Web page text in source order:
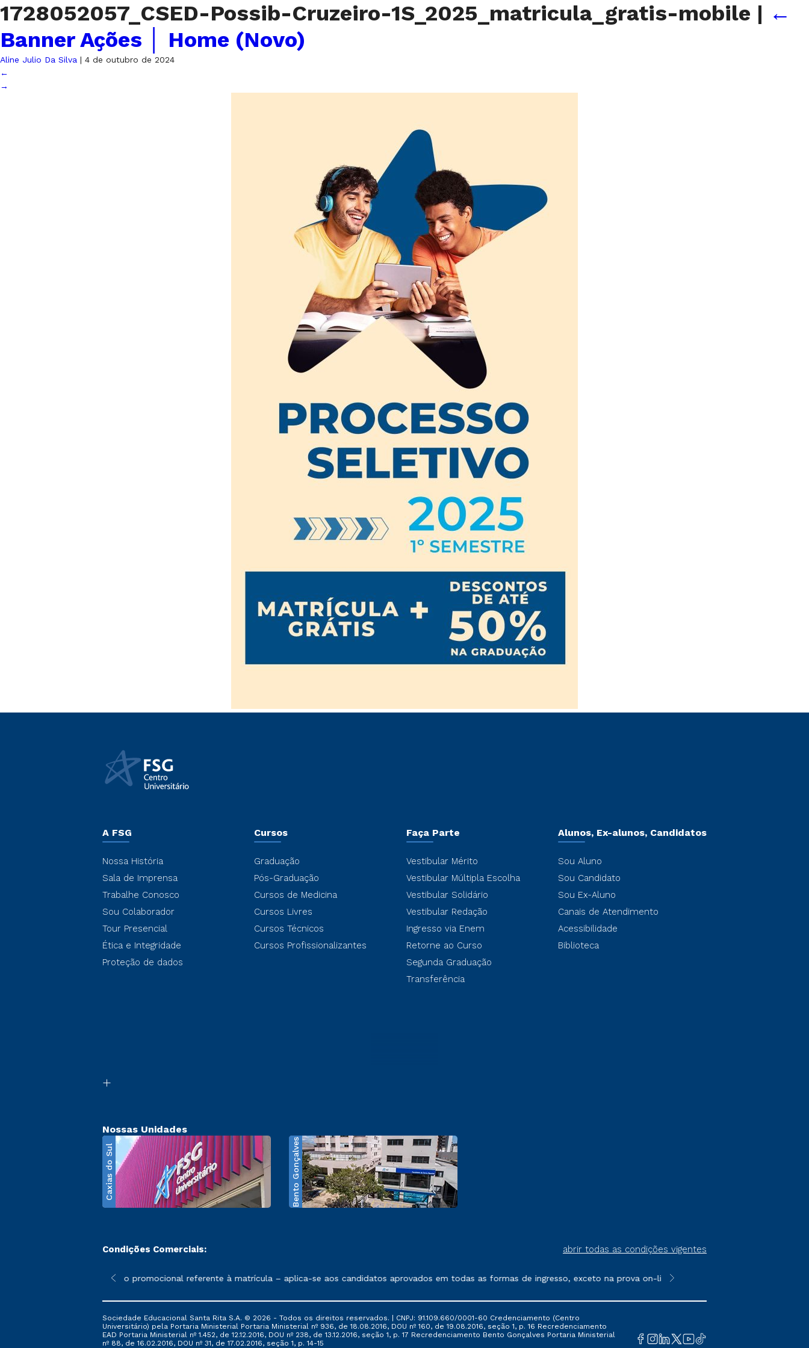
1728052057_CSED-Possib-Cruzeiro-1S_2025_matricula_gratis-mobile | ←
Banner Ações │ Home (Novo)
Aline Julio Da Silva | 4 de outubro de 2024
←
→
A FSG
Nossa História
Sala de Imprensa
Trabalhe Conosco
Sou Colaborador
Tour Presencial
Ética e Integridade
Proteção de dados
Cursos
Graduação
Pós-Graduação
Cursos de Medicina
Cursos Livres
Cursos Técnicos
Cursos Profissionalizantes
Faça Parte
Vestibular Mérito
Vestibular Múltipla Escolha
Vestibular Solidário
Vestibular Redação
Ingresso via Enem
Retorne ao Curso
Segunda Graduação
Transferência
Alunos, Ex-alunos, Candidatos
Sou Aluno
Sou Candidato
Sou Ex-Aluno
Canais de Atendimento
Acessibilidade
Biblioteca
Nossas Unidades
Caxias do Sul Bento Gonçalves
Condições Comerciais: abrir todas as condições vigentes
sofrer alterações nos períodos de rematrícula conforme exposto no contrato de prestação de serviços.
*A condição promocional referente à matrícula – aplica-se aos candidatos aprovados em todas as formas de ingresso, exceto na prova on-line ou agendada, que ofertam
**Semipresencial é um formato do
Sociedade Educacional Santa Rita S.A. © 2026 - Todos os direitos reservados. | CNPJ: 91.109.660/0001-60 Credenciamento (Centro
Universitário) pela Portaria Ministerial Portaria Ministerial nº 936, de 18.08.2016, DOU nº 160, de 19.08.2016, seção 1, p. 16 Recredenciamento
EAD Portaria Ministerial nº 1.452, de 12.12.2016, DOU nº 238, de 13.12.2016, seção 1, p. 17 Recredenciamento Bento Gonçalves Portaria Ministerial
nº 88, de 16.02.2016, DOU nº 31, de 17.02.2016, seção 1, p. 14-15